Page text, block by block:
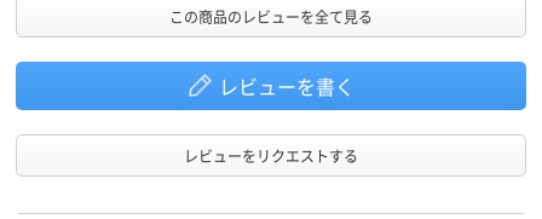
この商品のレビューを全て見る
レビューを書く
レビューをリクエストする